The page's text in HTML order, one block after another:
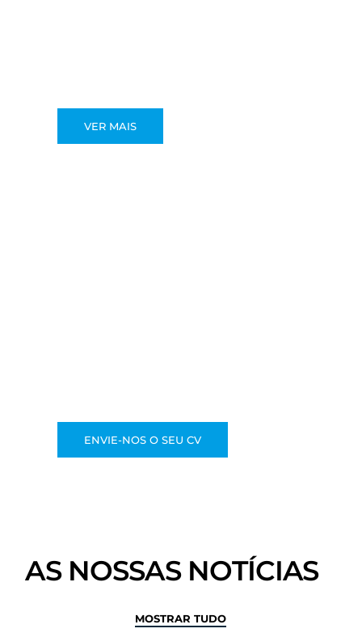
VER MAIS
ENVIE-NOS O SEU CV
AS NOSSAS NOTÍCIAS
MOSTRAR TUDO